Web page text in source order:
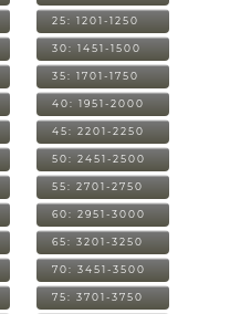
25: 1201-1250
30: 1451-1500
35: 1701-1750
40: 1951-2000
45: 2201-2250
50: 2451-2500
55: 2701-2750
60: 2951-3000
65: 3201-3250
70: 3451-3500
75: 3701-3750